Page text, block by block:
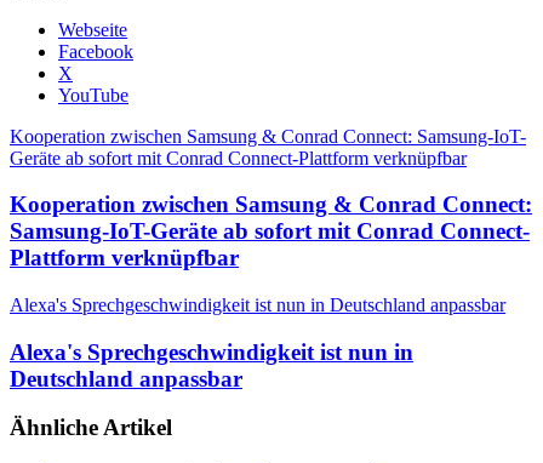
Webseite
Facebook
X
YouTube
Kooperation zwischen Samsung & Conrad Connect: Samsung-IoT-
Geräte ab sofort mit Conrad Connect-Plattform verknüpfbar
Kooperation zwischen Samsung & Conrad Connect:
Samsung-IoT-Geräte ab sofort mit Conrad Connect-
Plattform verknüpfbar
Alexa's Sprechgeschwindigkeit ist nun in Deutschland anpassbar
Alexa's Sprechgeschwindigkeit ist nun in
Deutschland anpassbar
Ähnliche Artikel